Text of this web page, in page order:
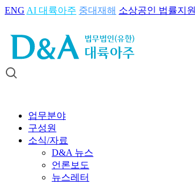
ENG AI 대륙아주 중대재해 소상공인 법률지원
업무분야
구성원
소식/자료
D&A 뉴스
언론보도
뉴스레터